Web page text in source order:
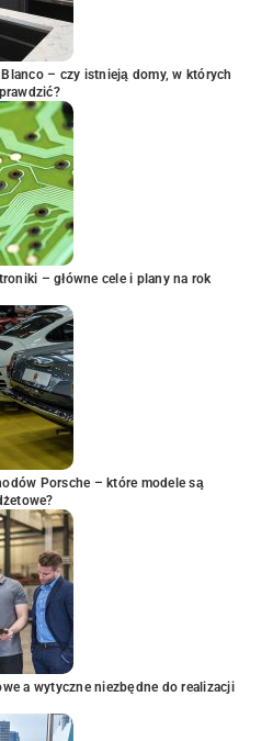
– czy istnieją domy, w których
– główne cele i plany na rok
Porsche – które modele są
a wytyczne niezbędne do realizacji